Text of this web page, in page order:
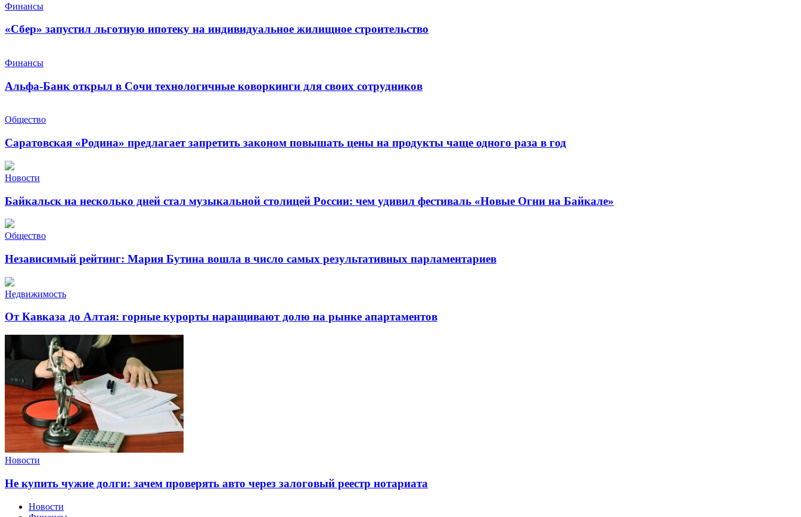
Финансы
«Сбер» запустил льготную ипотеку на индивидуальное жилищное строительство
Финансы
Альфа-Банк открыл в Сочи технологичные коворкинги для своих сотрудников
Общество
Саратовская «Родина» предлагает запретить законом повышать цены на продукты чаще одного раза в год
Новости
Байкальск на несколько дней стал музыкальной столицей России: чем удивил фестиваль «Новые Огни на Байкале»
Общество
Независимый рейтинг: Мария Бутина вошла в число самых результативных парламентариев
Недвижимость
От Кавказа до Алтая: горные курорты наращивают долю на рынке апартаментов
Новости
Не купить чужие долги: зачем проверять авто через залоговый реестр нотариата
Новости